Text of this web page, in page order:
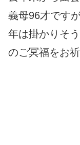
義母96才です
年は掛かりそ
のご冥福をお